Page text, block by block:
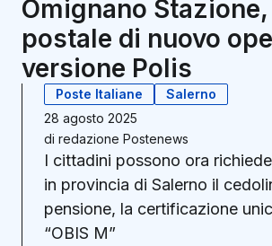
Omignano
postale di nuovo
versione Polis
Poste Italiane
Salerno
28 agosto 2025
di redazione Postenews
I cittadini possono ora
in provincia di Salerno il
pensione, la certificazione
“OBIS M”